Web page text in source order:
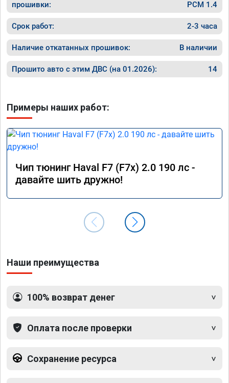
прошивки:
PCM 1.4
Срок работ: 2-3 часа
Наличие откатанных прошивок: В наличии
Прошито авто с этим ДВС (на 01.2026): 14
Примеры наших работ:
Чип тюнинг Haval F7 (F7x) 2.0 190 лс -
давайте шить дружно!
Наши преимущества
100% возврат денег
Оплата после проверки
Сохранение ресурса